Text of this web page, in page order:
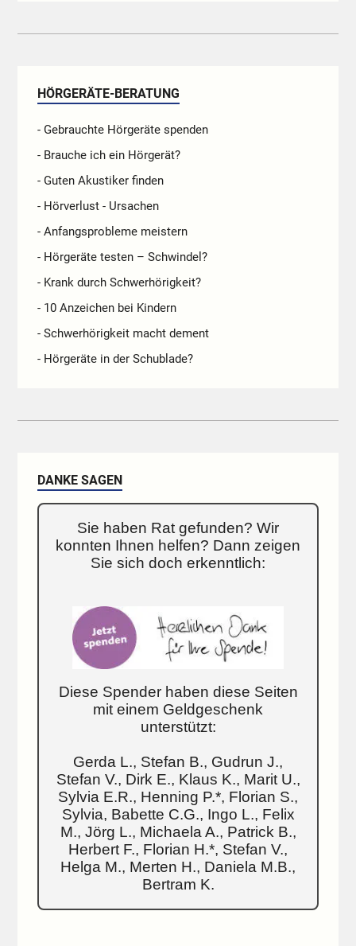
HÖRGERÄTE-BERATUNG
- Gebrauchte Hörgeräte spenden
- Brauche ich ein Hörgerät?
- Guten Akustiker finden
- Hörverlust - Ursachen
- Anfangsprobleme meistern
- Hörgeräte testen – Schwindel?
- Krank durch Schwerhörigkeit?
- 10 Anzeichen bei Kindern
- Schwerhörigkeit macht dement
- Hörgeräte in der Schublade?
DANKE SAGEN
Sie haben Rat gefunden? Wir
konnten Ihnen helfen? Dann zeigen
Sie sich doch erkenntlich:
Diese Spender haben diese Seiten
mit einem Geldgeschenk
unterstützt:
Gerda L., Stefan B., Gudrun J.,
Stefan V., Dirk E., Klaus K., Marit U.,
Sylvia E.R., Henning P.*, Florian S.,
Sylvia, Babette C.G., Ingo L., Felix
M., Jörg L., Michaela A., Patrick B.,
Herbert F., Florian H.*, Stefan V.,
Helga M., Merten H., Daniela M.B.,
Bertram K.